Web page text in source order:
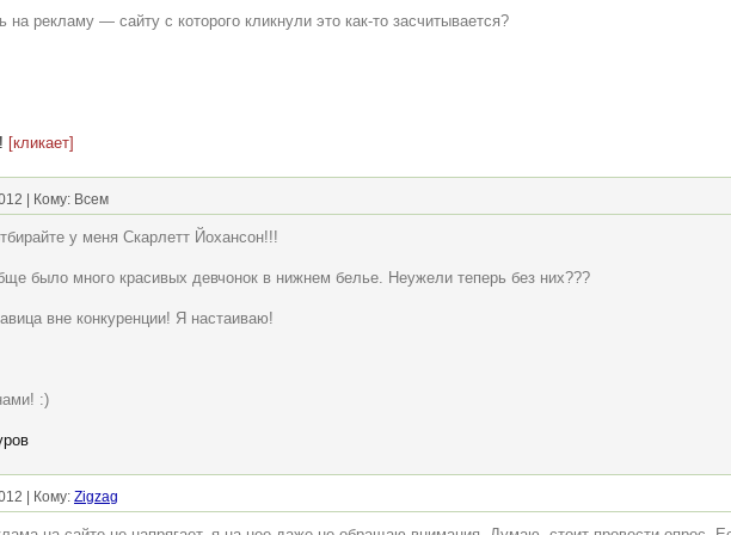
на рекламу — сайту с которого кликнули это как-то засчитывается?
[кликает]
| Кому: Всем
у меня Скарлетт Йохансон!!!
было много красивых девчонок в нижнем белье. Неужели теперь без них???
вне конкуренции! Я настаиваю!
:)
| Кому: Zigzag